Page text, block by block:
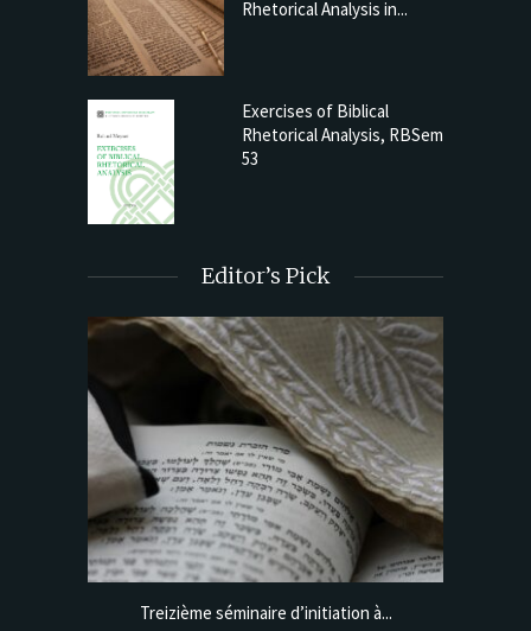
Rhetorical Analysis in...
Exercises of Biblical
Rhetorical Analysis, RBSem
53
Editor’s Pick
Treizième séminaire d’initiation à...